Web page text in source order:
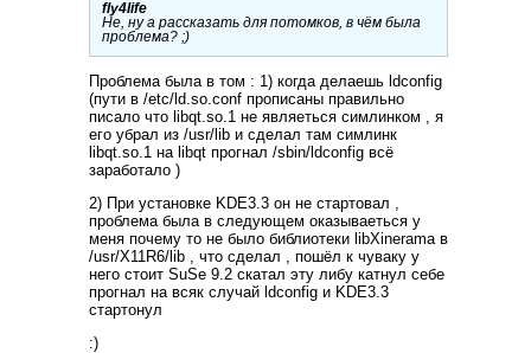
fly4life
Не, ну а рассказать для потомков, в чём была
проблема? ;)
Проблема была в том : 1) когда делаешь ldconfig
(пути в /etc/ld.so.conf прописаны правильно
писало что libqt.so.1 не являеться симлинком , я
его убрал из /usr/lib и сделал там симлинк
libqt.so.1 на libqt прогнал /sbin/ldconfig всё
заработало )
2) При установке KDE3.3 он не стартовал ,
проблема была в следующем оказываеться у
меня почему то не было библиотеки libXinerama в
/usr/X11R6/lib , что сделал , пошёл к чуваку у
него стоит SuSe 9.2 скатал эту либу катнул себе
прогнал на всяк случай ldconfig и KDE3.3
стартонул
:)